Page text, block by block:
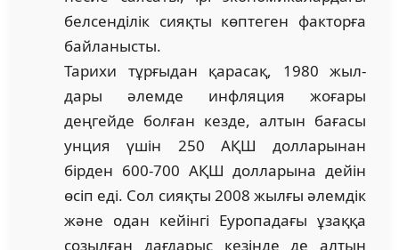
белсенділік сияқты көптеген факторға
байланысты.
Тарихи тұрғыдан қарасақ, 1980 жыл­
дары әлемде инфляция жоғары
деңгейде болған кезде, алтын бағасы
унция үшін 250 АҚШ долларынан
бірден 600-700 АҚШ дол­ларына дейін
өсіп еді. Сол сияқты 2008 жыл­ғы әлемдік
және одан кейінгі Еуропа­дағы ұзаққа
созылған дағдарыс кезінде де алтын